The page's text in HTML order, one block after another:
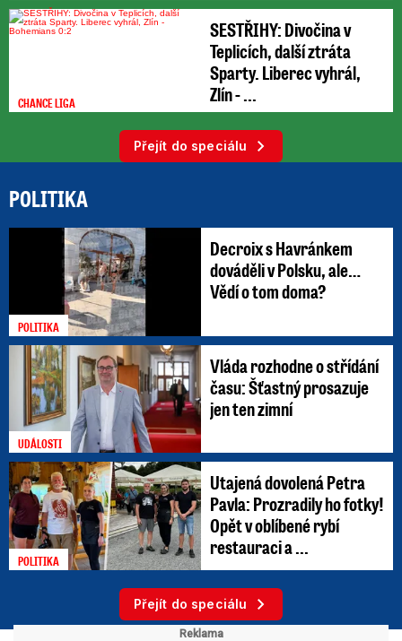
CHANCE LIGA
SESTŘIHY: Divočina v
Teplicích, další ztráta
Sparty. Liberec vyhrál,
Zlín - ...
Přejít do speciálu
POLITIKA
POLITIKA
Decroix s Havránkem
dováděli v Polsku, ale…
Vědí o tom doma?
UDÁLOSTI
Vláda rozhodne o střídání
času: Šťastný prosazuje
jen ten zimní
POLITIKA
Utajená dovolená Petra
Pavla: Prozradily ho fotky!
Opět v oblíbené rybí
restauraci a ...
Přejít do speciálu